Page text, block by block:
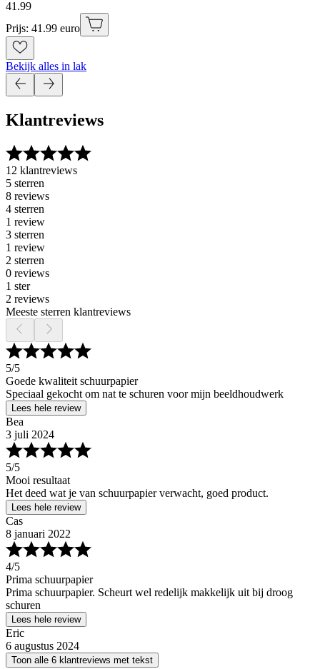
41 .99
Prijs: 41.99 euro
Bekijk alles in lak
Klantreviews
12 klantreviews
5 sterren
8 reviews
4 sterren
1 review
3 sterren
1 review
2 sterren
0 reviews
1 ster
2 reviews
Meeste sterren klantreviews
5/5
Goede kwaliteit schuurpapier
Speciaal gekocht om nat te schuren voor mijn beeldhoudwerk
Lees hele review
Bea
3 juli 2024
5/5
Mooi resultaat
Het deed wat je van schuurpapier verwacht, goed product.
Lees hele review
Cas
8 januari 2022
4/5
Prima schuurpapier
Prima schuurpapier. Scheurt wel redelijk makkelijk uit bij droog
schuren
Lees hele review
Eric
6 augustus 2024
Toon alle 6 klantreviews met tekst